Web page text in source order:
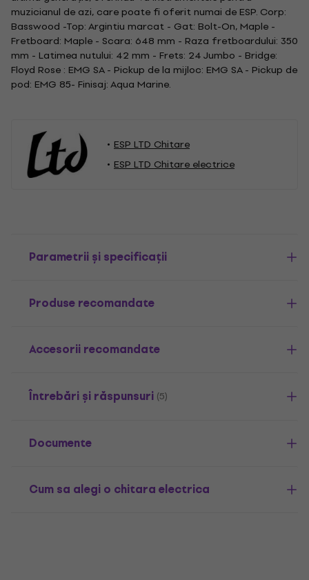
muzicianul de azi, care poate fi oferit numai de ESP. Corp:
Basswood -Top: Argintiu marcat - Gat: Bolt-On, Maple -
Fretboard: Maple - Scara: 648 mm - Raza fretboardului: 350
mm - Latimea nutului: 42 mm - Frets: 24 Jumbo - Bridge:
Floyd Rose : EMG SA - Pickup de la mijloc: EMG SA - Pickup de
pod: EMG 85- Finisaj: Aqua Marine.
ESP LTD Chitare
ESP LTD Chitare electrice
Parametrii și specificații
Produse recomandate
Accesorii recomandate
Întrebări și răspunsuri (5)
Documente
Cum sa alegi o chitara electrica